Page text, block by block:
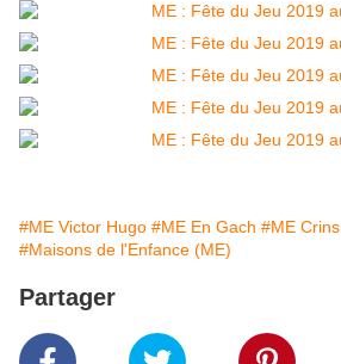
#ME Victor Hugo #ME En Gach #ME Crins
#Maisons de l'Enfance (ME)
Partager